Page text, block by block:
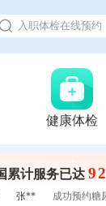
入职体检在线预约
健康体检
累计服务已达
何**
购买了姚朵朵
购买了美的体
成功预约了
成功预约了
成功预约
谭**
购买了中粮可
张**
成功预约